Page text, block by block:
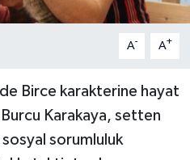
A- A+
Birce karakterine hayat
Karakaya, setten
sosyal sorumluluk